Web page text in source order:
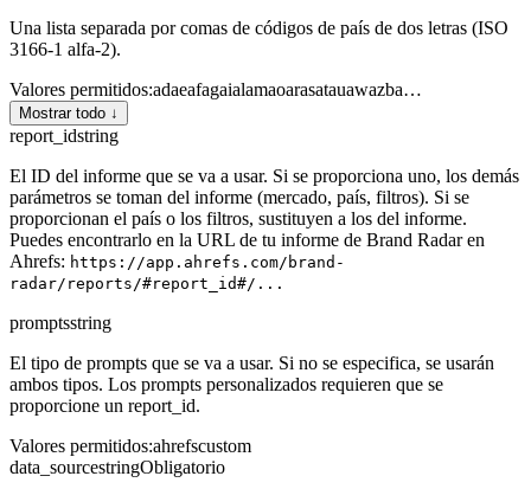
Una lista separada por comas de códigos de país de dos letras (ISO
3166-1 alfa-2).
Valores permitidos:adaeafagaialamaoarasatauawazba…
Mostrar todo ↓
report_idstring
El ID del informe que se va a usar. Si se proporciona uno, los demás
parámetros se toman del informe (mercado, país, filtros). Si se
proporcionan el país o los filtros, sustituyen a los del informe.
Puedes encontrarlo en la URL de tu informe de Brand Radar en
Ahrefs: https://app.ahrefs.com/brand-
radar/reports/#report_id#/...
promptsstring
El tipo de prompts que se va a usar. Si no se especifica, se usarán
ambos tipos. Los prompts personalizados requieren que se
proporcione un report_id.
Valores permitidos:ahrefscustom
data_sourcestringObligatorio